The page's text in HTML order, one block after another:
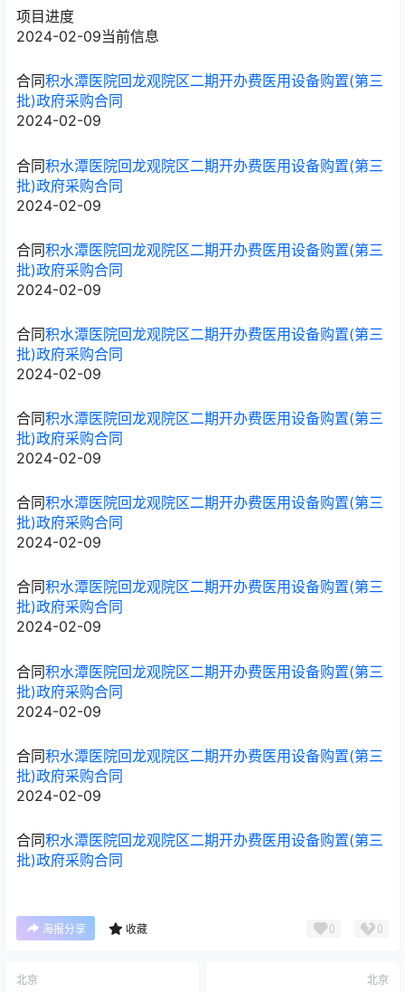
项目进度
2024-02-09当前信息
合同积水潭医院回龙观院区二期开办费医用设备购置(第三
批)政府采购合同
2024-02-09
合同积水潭医院回龙观院区二期开办费医用设备购置(第三
批)政府采购合同
2024-02-09
合同积水潭医院回龙观院区二期开办费医用设备购置(第三
批)政府采购合同
2024-02-09
合同积水潭医院回龙观院区二期开办费医用设备购置(第三
批)政府采购合同
2024-02-09
合同积水潭医院回龙观院区二期开办费医用设备购置(第三
批)政府采购合同
2024-02-09
合同积水潭医院回龙观院区二期开办费医用设备购置(第三
批)政府采购合同
2024-02-09
合同积水潭医院回龙观院区二期开办费医用设备购置(第三
批)政府采购合同
2024-02-09
合同积水潭医院回龙观院区二期开办费医用设备购置(第三
批)政府采购合同
2024-02-09
合同积水潭医院回龙观院区二期开办费医用设备购置(第三
批)政府采购合同
2024-02-09
合同积水潭医院回龙观院区二期开办费医用设备购置(第三
批)政府采购合同
海报分享 收藏 0 0
北京 北京